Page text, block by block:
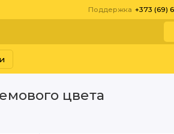
Поддержка +373 (69)
цвета